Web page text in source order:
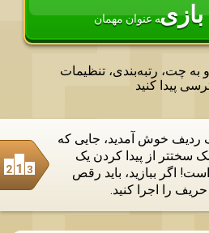
بازیبه عنوان مهمان
پیدا کنید
را اجرا کنید.